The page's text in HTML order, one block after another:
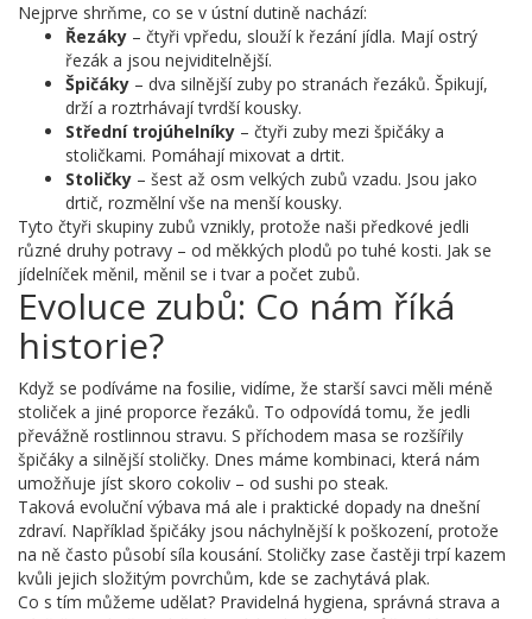
Nejprve shrňme, co se v ústní dutině nachází:
Řezáky – čtyři vpředu, slouží k řezání jídla. Mají ostrý
řezák a jsou nejviditelnější.
Špičáky – dva silnější zuby po stranách řezáků. Špikují,
drží a roztrhávají tvrdší kousky.
Střední trojúhelníky – čtyři zuby mezi špičáky a
stoličkami. Pomáhají mixovat a drtit.
Stoličky – šest až osm velkých zubů vzadu. Jsou jako
drtič, rozmělní vše na menší kousky.
Tyto čtyři skupiny zubů vznikly, protože naši předkové jedli
různé druhy potravy – od měkkých plodů po tuhé kosti. Jak se
jídelníček měnil, měnil se i tvar a počet zubů.
Evoluce zubů: Co nám říká
historie?
Když se podíváme na fosilie, vidíme, že starší savci měli méně
stoliček a jiné proporce řezáků. To odpovídá tomu, že jedli
převážně rostlinnou stravu. S příchodem masa se rozšířily
špičáky a silnější stoličky. Dnes máme kombinaci, která nám
umožňuje jíst skoro cokoliv – od sushi po steak.
Taková evoluční výbava má ale i praktické dopady na dnešní
zdraví. Například špičáky jsou náchylnější k poškození, protože
na ně často působí síla kousání. Stoličky zase častěji trpí kazem
kvůli jejich složitým povrchům, kde se zachytává plak.
Co s tím můžeme udělat? Pravidelná hygiena, správná strava a